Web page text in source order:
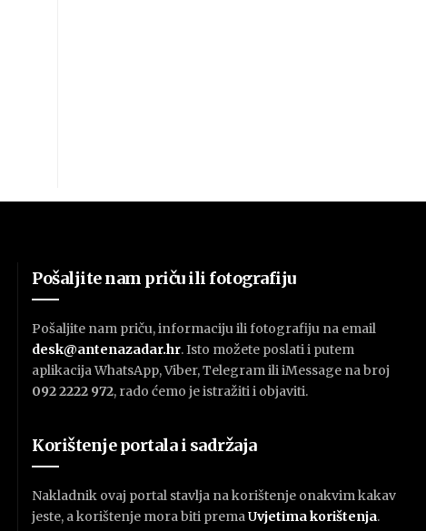
Pošaljite nam priču ili fotografiju
Pošaljite nam priču, informaciju ili fotografiju na email
desk@antenazadar.hr. Isto možete poslati i putem
aplikacija WhatsApp, Viber, Telegram ili iMessage na broj
092 2222 972, rado ćemo je istražiti i objaviti.
Korištenje portala i sadržaja
Nakladnik ovaj portal stavlja na korištenje onakvim kakav
jeste, a korištenje mora biti premaUvjetima korištenja.